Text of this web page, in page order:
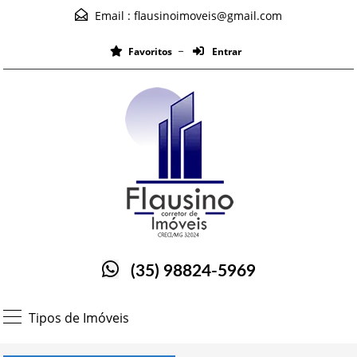
Email : flausinoimoveis@gmail.com
Favoritos Entrar
(35) 98824-5969
Tipos de Imóveis